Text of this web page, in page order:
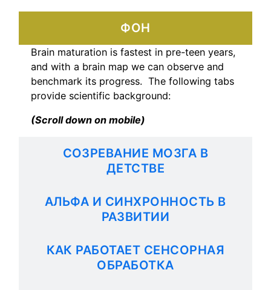
ФОН
СОЗРЕВАНИЕ МОЗГА В
ДЕТСТВЕ
АЛЬФА И СИНХРОННОСТЬ В
РАЗВИТИИ
КАК РАБОТАЕТ СЕНСОРНАЯ
ОБРАБОТКА
Brain maturation is fastest in pre-teen years,
and with a brain map we can observe and
benchmark its progress. The following tabs
provide scientific background:
(Scroll down on mobile)